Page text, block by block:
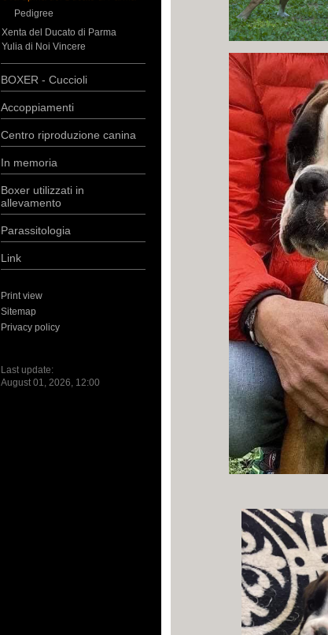
Pedigree
Xenta del Ducato di Parma
Yulia di Noi Vincere
BOXER - Cuccioli
Accoppiamenti
Centro riproduzione canina
In memoria
Boxer utilizzati in
allevamento
Parassitologia
Link
Print view
Sitemap
Privacy policy
Last update:
August 01, 2026, 12:00